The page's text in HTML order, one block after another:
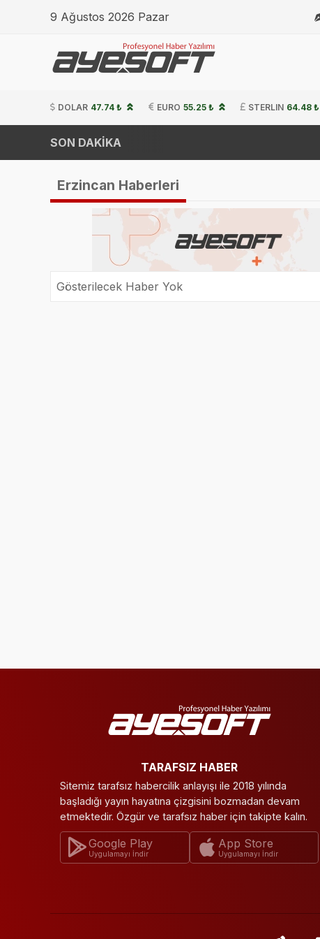
9 Ağustos 2026 Pazar
DOLAR 47.74 ₺ EURO 55.25 ₺ STERLIN 64.48 ₺
SON DAKİKA
Erzincan Haberleri
Gösterilecek Haber Yok
TARAFSIZ HABER
Sitemiz tarafsız habercilik anlayışı ile 2018 yılında
başladığı yayın hayatına çizgisini bozmadan devam
etmektedir. Özgür ve tarafsız haber için takipte kalın.
Google Play
Uygulamayı İndir
App Store
Uygulamayı İndir